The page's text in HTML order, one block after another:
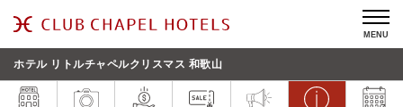
MENU
ホテル リトルチャペルクリスマス 和歌山